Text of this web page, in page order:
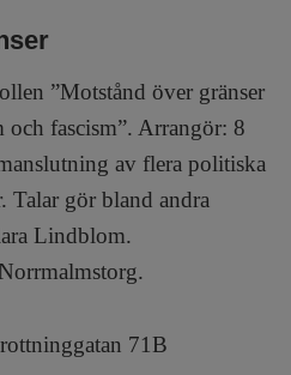
”Motstånd över gränser
och fascism”. Arrangör: 8
av flera politiska
Talar gör bland andra
Lindblom.
71B